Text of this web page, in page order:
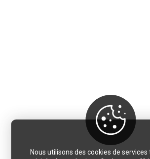
Nous utilisons des cookies de services